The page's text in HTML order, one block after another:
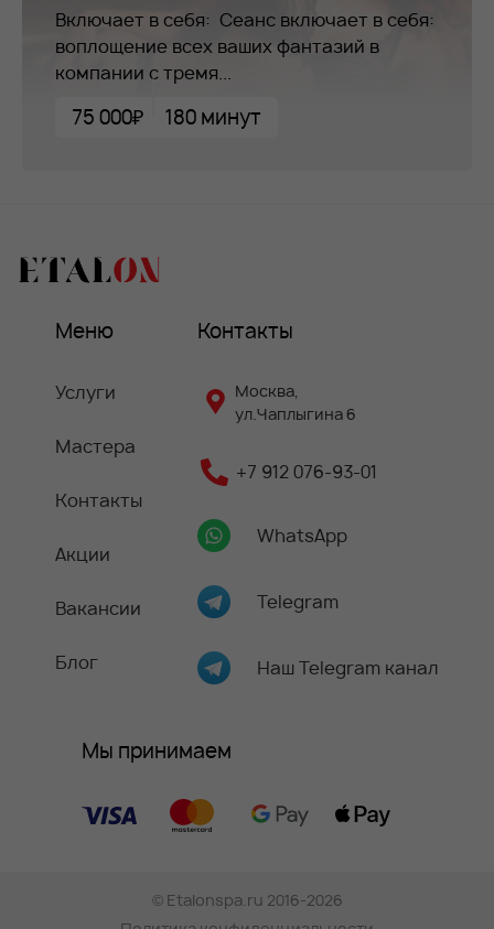
Включает в себя: Сеанс включает в себя:
воплощение всех ваших фантазий в
компании с тремя...
75 000₽ 180 минут
Меню
Услуги
Мастера
Контакты
Акции
Вакансии
Блог
Контакты
Москва,
ул.Чаплыгина 6
+7 912 076-93-01
WhatsApp
Telegram
Наш Telegram канал
Мы принимаем
© Etalonspa.ru 2016-2026